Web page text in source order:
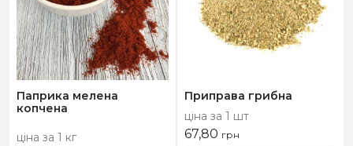
Паприка мелена
копчена
ціна за 1 кг
Приправа грибна
ціна за 1 шт
67,80 грн